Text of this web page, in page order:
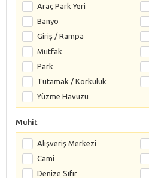
Araç Park Yeri
Banyo
Giriş / Rampa
Mutfak
Park
Tutamak / Korkuluk
Yüzme Havuzu
Muhit
Alışveriş Merkezi
Cami
Denize Sıfır